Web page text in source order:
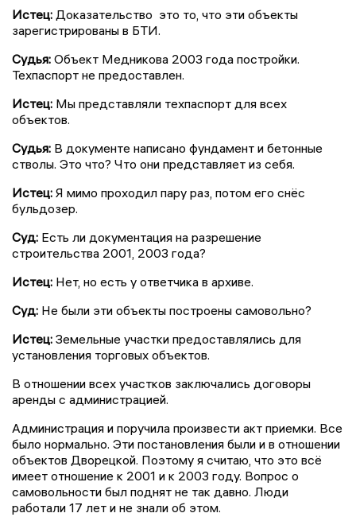
Истец: Доказательство это то, что эти объекты
зарегистрированы в БТИ.
Судья: Объект Медникова 2003 года постройки.
Техпаспорт не предоставлен.
Истец: Мы представляли техпаспорт для всех
объектов.
Судья: В документе написано фундамент и бетонные
стволы. Это что? Что они представляет из себя.
Истец: Я мимо проходил пару раз, потом его снёс
бульдозер.
Суд: Есть ли документация на разрешение
строительства 2001, 2003 года?
Истец: Нет, но есть у ответчика в архиве.
Суд: Не были эти объекты построены самовольно?
Истец: Земельные участки предоставлялись для
установления торговых объектов.
В отношении всех участков заключались договоры
аренды с администрацией.
Администрация и поручила произвести акт приемки. Все
было нормально. Эти постановления были и в отношении
объектов Дворецкой. Поэтому я считаю, что это всё
имеет отношение к 2001 и к 2003 году. Вопрос о
самовольности был поднят не так давно. Люди
работали 17 лет и не знали об этом.